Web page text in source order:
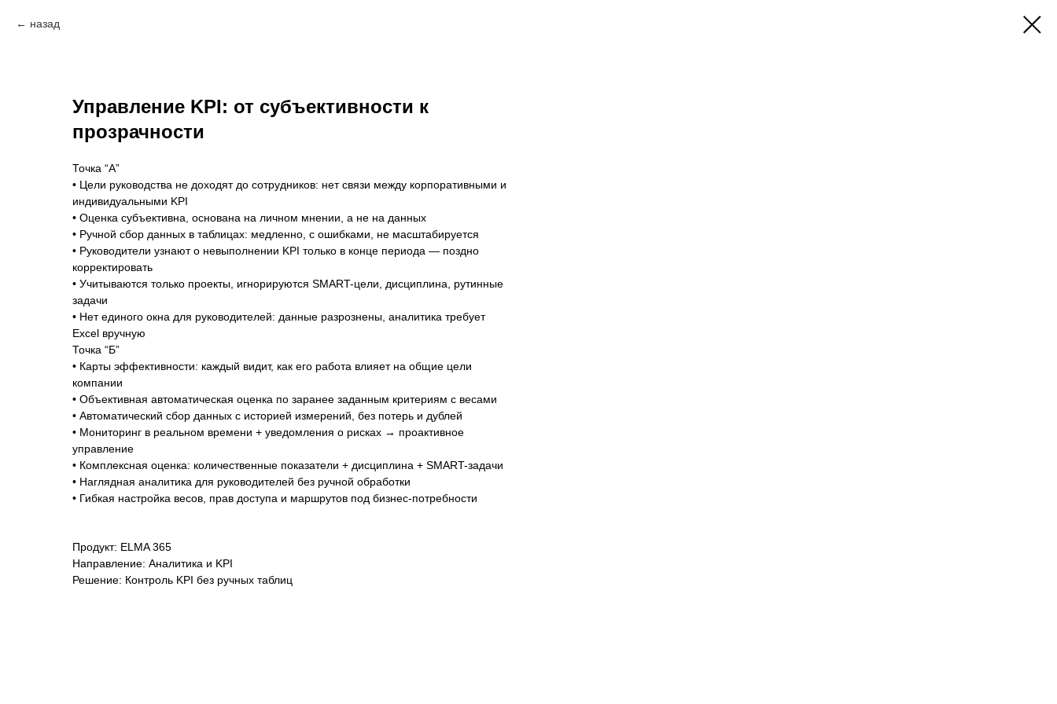
назад
Управление KPI: от субъективности к
прозрачности
Точка “А”
• Цели руководства не доходят до сотрудников: нет связи между корпоративными и
индивидуальными KPI
• Оценка субъективна, основана на личном мнении, а не на данных
• Ручной сбор данных в таблицах: медленно, с ошибками, не масштабируется
• Руководители узнают о невыполнении KPI только в конце периода — поздно
корректировать
• Учитываются только проекты, игнорируются SMART-цели, дисциплина, рутинные
задачи
• Нет единого окна для руководителей: данные разрознены, аналитика требует
Excel вручную
Точка “Б”
• Карты эффективности: каждый видит, как его работа влияет на общие цели
компании
• Объективная автоматическая оценка по заранее заданным критериям с весами
• Автоматический сбор данных с историей измерений, без потерь и дублей
• Мониторинг в реальном времени + уведомления о рисках → проактивное
управление
• Комплексная оценка: количественные показатели + дисциплина + SMART-задачи
• Наглядная аналитика для руководителей без ручной обработки
• Гибкая настройка весов, прав доступа и маршрутов под бизнес-потребности
Продукт: ELMA 365
Направление: Аналитика и KPI
Решение: Контроль KPI без ручных таблиц